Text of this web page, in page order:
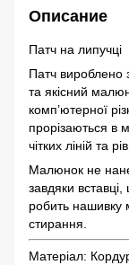
Описание
Патч на
Патч вироблено
та якісний
комп’ютерної
прорізаються в
чітких ліній та
Малюнок не
завдяки
робить нашивку
стирання.
Матеріал: